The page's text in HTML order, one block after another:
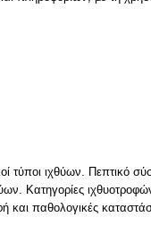
τύποι ιχθύων. Πεπτικό
Κατηγορίες
και παθολογικές